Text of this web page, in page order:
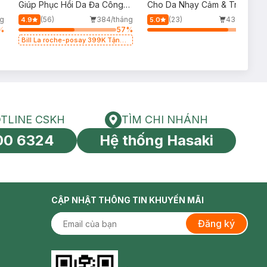
Giúp Phục Hồi Da Đa Công
Dụng 100ml
4.9 (56)
384/tháng
57%
Bill La roche-posay 399K Tặng
Cho Da Nhạy Cảm & Trẻ Em
60ml (Mới)
5.0 (23)
436/tháng
toàn cầu
HOTLINE CSKH
CSKH
6324
Tìm chi nhánh
TÌM CHI NHÁNH
Hệ thống Hasaki
CẬP NHẬT THÔNG TIN KHUYẾN MÃI
Đăng ký